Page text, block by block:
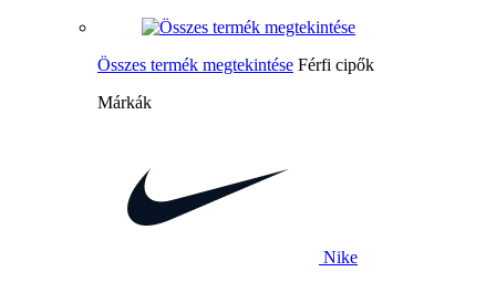
Összes termék megtekintése Férfi cipők
Márkák
Nike